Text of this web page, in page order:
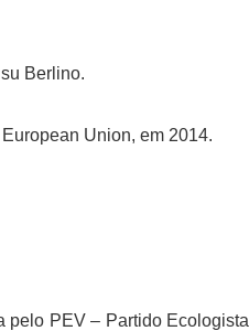
Berlino.
Union, em 2014.
pelo PEV – Partido Ecologista